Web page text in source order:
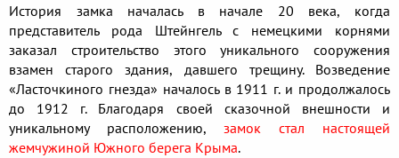
История замка началась в начале 20 века, когда
представитель рода Штейнгель с немецкими корнями
заказал строительство этого уникального сооружения
взамен старого здания, давшего трещину. Возведение
«Ласточкиного гнезда» началось в 1911 г. и продолжалось
до 1912 г. Благодаря своей сказочной внешности и
уникальному расположению, замок стал настоящей
жемчужиной Южного берега Крыма.